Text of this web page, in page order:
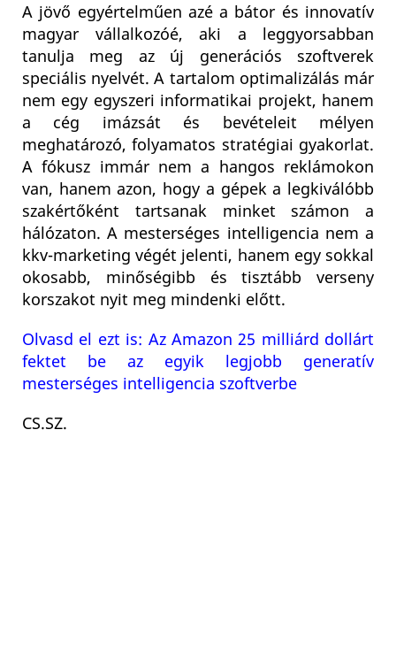
A jövő egyértelműen azé a bátor és innovatív
magyar vállalkozóé, aki a leggyorsabban
tanulja meg az új generációs szoftverek
speciális nyelvét. A tartalom optimalizálás már
nem egy egyszeri informatikai projekt, hanem
a cég imázsát és bevételeit mélyen
meghatározó, folyamatos stratégiai gyakorlat.
A fókusz immár nem a hangos reklámokon
van, hanem azon, hogy a gépek a legkiválóbb
szakértőként tartsanak minket számon a
hálózaton. A mesterséges intelligencia nem a
kkv-marketing végét jelenti, hanem egy sokkal
okosabb, minőségibb és tisztább verseny
korszakot nyit meg mindenki előtt.
Olvasd el ezt is: Az Amazon 25 milliárd dollárt
fektet be az egyik legjobb generatív
mesterséges intelligencia szoftverbe
CS.SZ.